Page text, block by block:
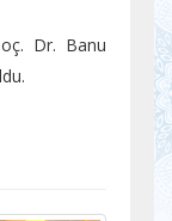
Dr. Banu